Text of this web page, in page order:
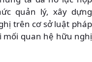
quản lý, xây dựng
trên cơ sở luật pháp
mối quan hệ hữu nghị